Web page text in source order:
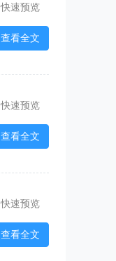
快速预览
查看全文
快速预览
查看全文
快速预览
查看全文